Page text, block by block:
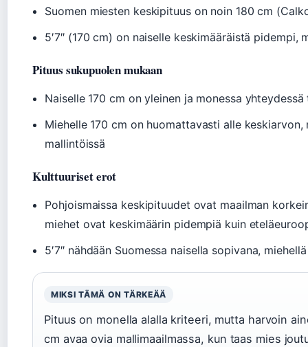
Suomen miesten keskipituus on noin 180 cm
5′7″ (170 cm) on naiselle keskimääräistä pidempi,
Pituus sukupuolen mukaan
Naiselle 170 cm on yleinen ja monessa
Miehelle 170 cm on huomattavasti alle
mallintöissä
Kulttuuriset erot
Pohjoismaissa keskipituudet ovat maailman
miehet ovat keskimäärin pidempiä kuin
5′7″ nähdään Suomessa naisella sopivana,
MIKSI TÄMÄ ON TÄRKEÄÄ
Pituus on monella alalla kriteeri, mutta harvoin
cm avaa ovia mallimaailmassa, kun taas mies